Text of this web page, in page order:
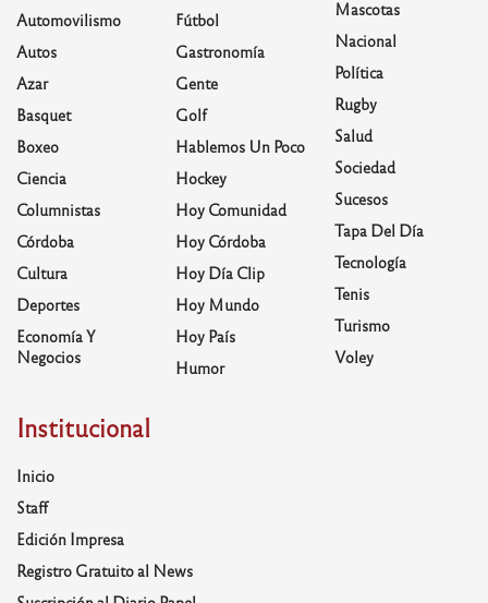
Automovilismo
Autos
Azar
Basquet
Boxeo
Ciencia
Columnistas
Córdoba
Cultura
Deportes
Economía Y
Negocios
Fútbol
Gastronomía
Gente
Golf
Hablemos Un Poco
Hockey
Hoy Comunidad
Hoy Córdoba
Hoy Día Clip
Hoy Mundo
Hoy País
Humor
Mascotas
Nacional
Política
Rugby
Salud
Sociedad
Sucesos
Tapa Del Día
Tecnología
Tenis
Turismo
Voley
Institucional
Inicio
Staff
Edición Impresa
Registro Gratuito al News